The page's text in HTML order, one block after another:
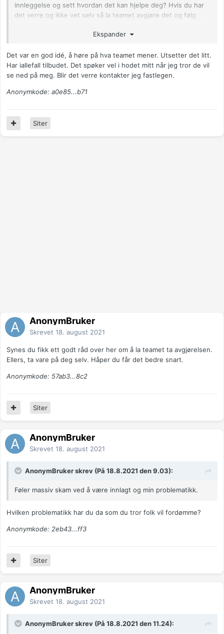
innleggelse og sett hvordan det kan hjelpe deg? Hvis du har
det verre og ikke vet selv så la teamet avgjøre det og følg
Ekspander
Det var en god idé, å høre på hva teamet mener. Utsetter det litt.
Har iallefall tilbudet. Det spøker vel i hodet mitt når jeg tror de vil
se ned på meg. Blir det verre kontakter jeg fastlegen.
Anonymkode: a0e85...b71
Siter
AnonymBruker
Skrevet 18. august 2021
Synes du fikk ett godt råd over her om å la teamet ta avgjørelsen.
Ellers, ta vare på deg selv. Håper du får det bedre snart.
Anonymkode: 57ab3...8c2
Siter
AnonymBruker
Skrevet 18. august 2021
AnonymBruker skrev (På 18.8.2021 den 9.03):
Føler massiv skam ved å være innlagt og min problematikk.
Hvilken problematikk har du da som du tror folk vil fordømme?
Anonymkode: 2eb43...ff3
Siter
AnonymBruker
Skrevet 18. august 2021
AnonymBruker skrev (På 18.8.2021 den 11.24):